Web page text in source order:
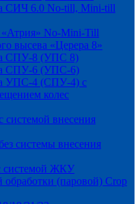
СИЧ 6.0 No-till, Mini-till
«Атрия» No-Mini-Till
высева «Церера 8»
СПУ-8 (УПС 8)
СПУ-6 (УПС-6)
УПС-4 (СПУ-4) с
колес
внесения
системы внесения
системой ЖКУ
обработки (паровой) Crop